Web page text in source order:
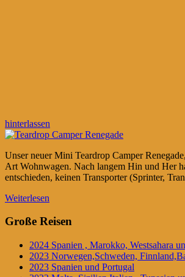
hinterlassen
Unser neuer Mini Teardrop Camper
Art Wohnwagen. Nach langem Hin und Her
entschieden, keinen Transporter (Sprinter,
Weiterlesen
Große Reisen
2024 Spanien , Marokko, Westsahara
2023 Norwegen,Schweden,
2023 Spanien und Portugal